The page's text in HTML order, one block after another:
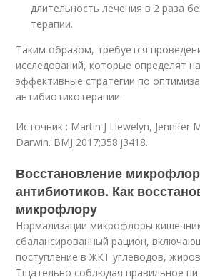
длительность лечения в 2 раза
терапии.
Таким образом, требуется
исследований, которые определят
эффективные стратегии по
антибиотикотерапии.
Источник : Martin J Llewelyn, Jennifer
Darwin. BMJ 2017;358:j3418.
Восстановление
антибиотиков. Как
микрофлору
Нормализации микрофлоры
сбалансированный рацион,
поступление в ЖКТ углеводов,
Тщательно соблюдая правильное